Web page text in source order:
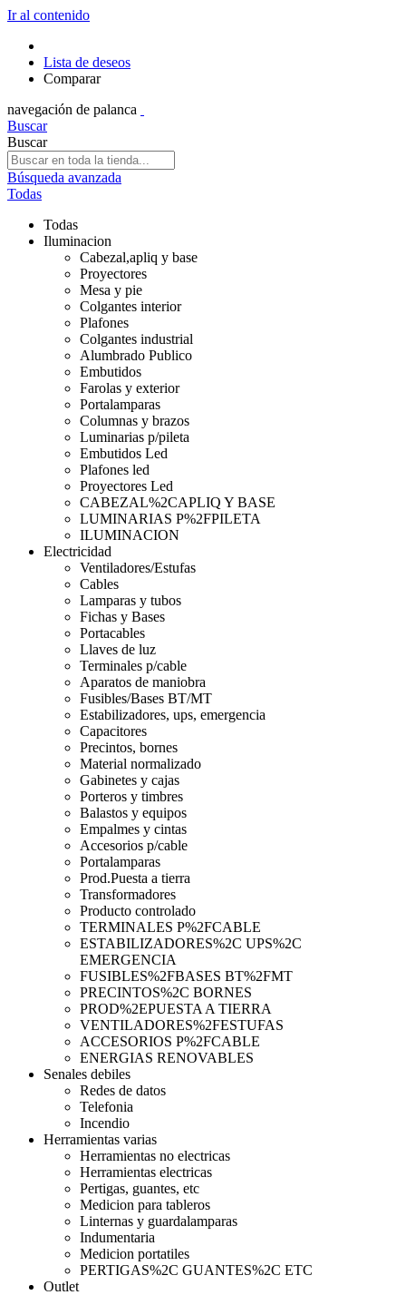
Ir al contenido
Lista de deseos
Comparar
navegación de palanca
Buscar
Buscar
Búsqueda avanzada
Todas
Todas
Iluminacion
Cabezal,apliq y base
Proyectores
Mesa y pie
Colgantes interior
Plafones
Colgantes industrial
Alumbrado Publico
Embutidos
Farolas y exterior
Portalamparas
Columnas y brazos
Luminarias p/pileta
Embutidos Led
Plafones led
Proyectores Led
CABEZAL%2CAPLIQ Y BASE
LUMINARIAS P%2FPILETA
ILUMINACION
Electricidad
Ventiladores/Estufas
Cables
Lamparas y tubos
Fichas y Bases
Portacables
Llaves de luz
Terminales p/cable
Aparatos de maniobra
Fusibles/Bases BT/MT
Estabilizadores, ups, emergencia
Capacitores
Precintos, bornes
Material normalizado
Gabinetes y cajas
Porteros y timbres
Balastos y equipos
Empalmes y cintas
Accesorios p/cable
Portalamparas
Prod.Puesta a tierra
Transformadores
Producto controlado
TERMINALES P%2FCABLE
ESTABILIZADORES%2C UPS%2C
EMERGENCIA
FUSIBLES%2FBASES BT%2FMT
PRECINTOS%2C BORNES
PROD%2EPUESTA A TIERRA
VENTILADORES%2FESTUFAS
ACCESORIOS P%2FCABLE
ENERGIAS RENOVABLES
Senales debiles
Redes de datos
Telefonia
Incendio
Herramientas varias
Herramientas no electricas
Herramientas electricas
Pertigas, guantes, etc
Medicion para tableros
Linternas y guardalamparas
Indumentaria
Medicion portatiles
PERTIGAS%2C GUANTES%2C ETC
Outlet